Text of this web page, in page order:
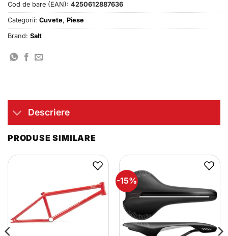
Cod de bare (EAN): 4250612887636
Categorii: Cuvete, Piese
Brand: Salt
Descriere
PRODUSE SIMILARE
-15%